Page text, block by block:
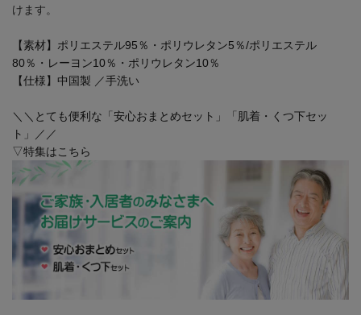
けます。
【素材】ポリエステル95％・ポリウレタン5％/ポリエステル
80％・レーヨン10％・ポリウレタン10％
【仕様】中国製 ／手洗い
＼＼とても便利な「安心おまとめセット」「肌着・くつ下セッ
ト」／／
▽特集はこちら